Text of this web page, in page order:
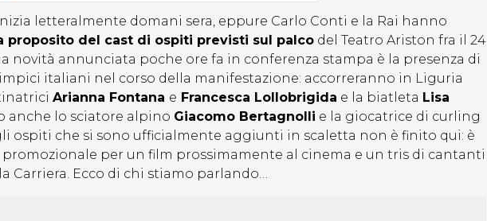
letteralmente domani sera, eppure Carlo Conti e la Rai hanno
proposito del cast di ospiti previsti sul palco del Teatro Ariston fra il 24
novità annunciata poche ore fa in conferenza stampa è la presenza di
italiani nel corso della manifestazione: accorreranno in Liguria
Arianna Fontana e Francesca Lollobrigida e la biatleta Lisa
anche lo sciatore alpino Giacomo Bertagnolli e la giocatrice di curling
ospiti che si sono ufficialmente aggiunti in scaletta non è finito qui: è
per un film prossimamente al cinema e un tris di cantanti
Carriera. Ecco di chi stiamo parlando…